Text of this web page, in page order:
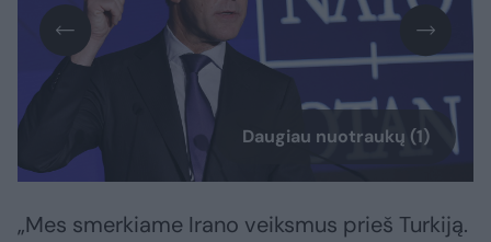
Daugiau nuotraukų (1)
„Mes smerkiame Irano veiksmus prieš Turkiją.